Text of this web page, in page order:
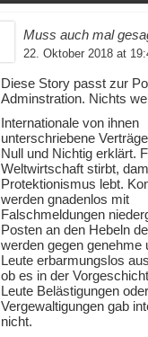
Muss auch mal
22. Oktober 2018 at
Diese Story passt zur
Adminstration. Nichts
Internationale von ihnen
unterschriebene
Null und Nichtig erklärt.
Weltwirtschaft stirbt,
Protektionismus lebt.
werden gnadenlos mit
Falschmeldungen
Posten an den Hebeln
werden gegen genehme
Leute erbarmungslos
ob es in der
Leute Belästigungen oder
Vergewaltigungen gab
nicht.